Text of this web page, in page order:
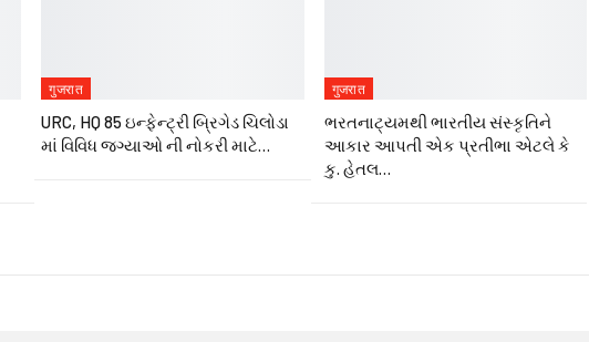
गुजरात
URC, HQ 85 ઇન્ફેન્ટ્રી બ્રિગેડ ચિલોડા
માં વિવિધ જગ્યાઓ ની નોકરી માટે…
गुजरात
ભરતનાટ્યમથી ભારતીય સંસ્કૃતિને
આકાર આપતી એક પ્રતીભા એટલે કે‌
કુ. હેતલ…